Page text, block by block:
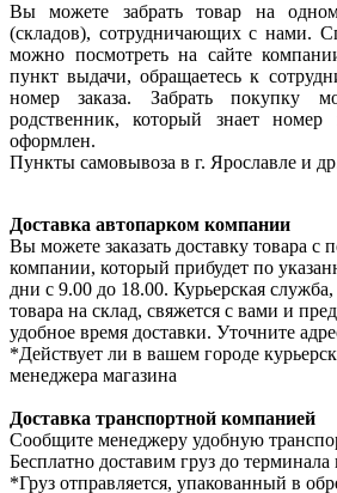
Вы можете забрать товар на
(складов), сотрудничающих с нами.
можно посмотреть на сайте
пункт выдачи, обращаетесь к
номер заказа. Забрать покупку
родственник, который знает
оформлен.
Пункты самовывоза в г. Ярославле и
Доставка автопарком компании
Вы можете заказать доставку товара с
компании, который прибудет по
дни с 9.00 до 18.00. Курьерская
товара на склад, свяжется с вами и
удобное время доставки. Уточните
*Действует ли в вашем городе
менеджера магазина
Доставка транспортной компанией
Сообщите менеджеру удобную
Бесплатно доставим груз до терминала
*Груз отправляется, упакованный в